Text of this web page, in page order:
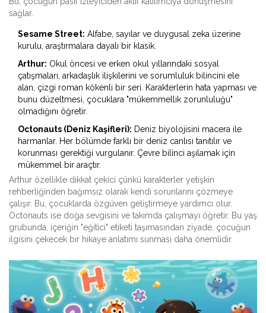
sağlar.
Sesame Street: Alfabe, sayılar ve duygusal zeka üzerine
kurulu, araştırmalara dayalı bir klasik.
Arthur: Okul öncesi ve erken okul yıllarındaki sosyal
çatışmaları, arkadaşlık ilişkilerini ve sorumluluk bilincini ele
alan, çizgi roman kökenli bir seri. Karakterlerin hata yapması ve
bunu düzeltmesi, çocuklara "mükemmellik zorunluluğu"
olmadığını öğretir.
Octonauts (Deniz Kaşifleri): Deniz biyolojisini macera ile
harmanlar. Her bölümde farklı bir deniz canlısı tanıtılır ve
korunması gerektiği vurgulanır. Çevre bilinci aşılamak için
mükemmel bir araçtır.
Arthur özellikle dikkat çekici çünkü karakterler yetişkin
rehberliğinden bağımsız olarak kendi sorunlarını çözmeye
çalışır. Bu, çocuklarda özgüven geliştirmeye yardımcı olur.
Octonauts ise doğa sevgisini ve takımda çalışmayı öğretir. Bu yaş
grubunda, içeriğin "eğitici" etiketi taşımasından ziyade, çocuğun
ilgisini çekecek bir hikaye anlatımı sunması daha önemlidir.